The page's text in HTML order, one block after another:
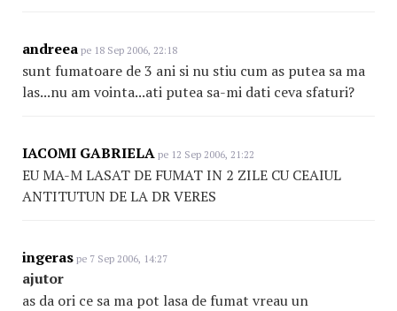
andreea pe 18 Sep 2006, 22:18
sunt fumatoare de 3 ani si nu stiu cum as putea sa ma
las...nu am vointa...ati putea sa-mi dati ceva sfaturi?
IACOMI GABRIELA pe 12 Sep 2006, 21:22
EU MA-M LASAT DE FUMAT IN 2 ZILE CU CEAIUL
ANTITUTUN DE LA DR VERES
ingeras pe 7 Sep 2006, 14:27
ajutor
as da ori ce sa ma pot lasa de fumat vreau un